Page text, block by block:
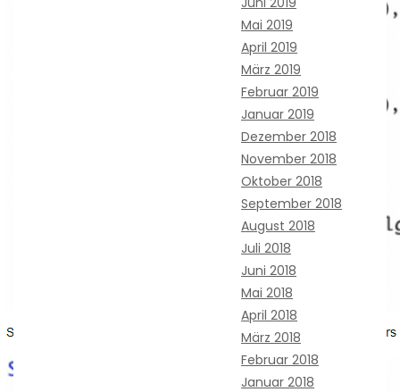
Mai 2019
April 2019
März 2019
Februar 2019
Januar 2019
Dezember 2018
November 2018
Oktober 2018
September 2018
August 2018
Juli 2018
Juni 2018
Mai 2018
April 2018
März 2018
Februar 2018
Januar 2018